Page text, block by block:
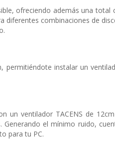
ofreciendo además una
diferentes combinaciones de
permitiéndote instalar un
un ventilador TACENS de
el mínimo ruido,
para tu PC.